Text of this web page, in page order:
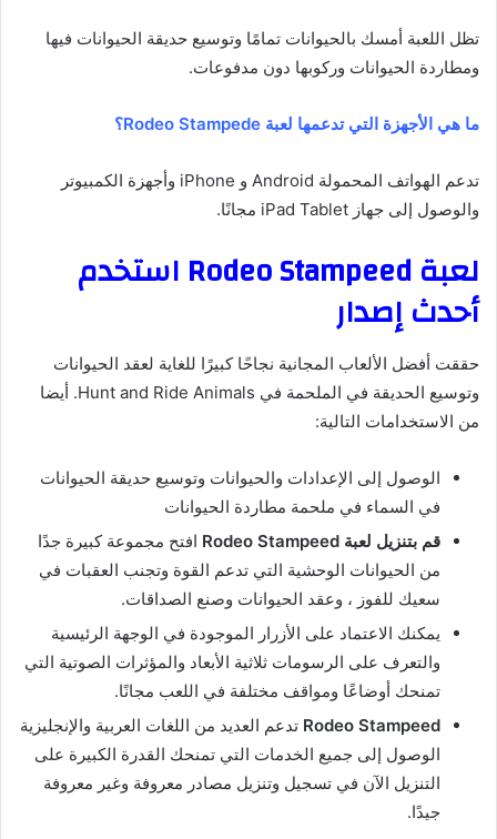
تظل اللعبة أمسك بالحيوانات تمامًا وتوسيع حديقة الحيوانات فيها
ومطاردة الحيوانات وركوبها دون مدفوعات.
ما هي الأجهزة التي تدعمها لعبة Rodeo Stampede؟
تدعم الهواتف المحمولة Android و iPhone وأجهزة الكمبيوتر
والوصول إلى جهاز iPad Tablet مجانًا.
لعبة Rodeo Stampeed استخدم
أحدث إصدار
حققت أفضل الألعاب المجانية نجاحًا كبيرًا للغاية لعقد الحيوانات
وتوسيع الحديقة في الملحمة في Hunt and Ride Animals. أيضا
من الاستخدامات التالية:
الوصول إلى الإعدادات والحيوانات وتوسيع حديقة الحيوانات
في السماء في ملحمة مطاردة الحيوانات
قم بتنزيل لعبة Rodeo Stampeed
افتح مجموعة كبيرة جدًا
من الحيوانات الوحشية التي تدعم القوة وتجنب العقبات في
سعيك للفوز ، وعقد الحيوانات وصنع الصداقات.
يمكنك الاعتماد على الأزرار الموجودة في الوجهة الرئيسية
والتعرف على الرسومات ثلاثية الأبعاد والمؤثرات الصوتية التي
تمنحك أوضاعًا ومواقف مختلفة في اللعب مجانًا.
Rodeo Stampeed تدعم العديد من اللغات العربية والإنجليزية
الوصول إلى جميع الخدمات التي تمنحك القدرة الكبيرة على
التنزيل الآن في تسجيل وتنزيل مصادر معروفة وغير معروفة
جيدًا.